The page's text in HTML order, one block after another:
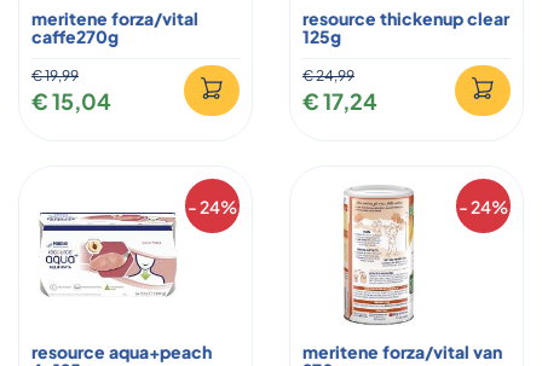
meritene forza/vital
caffe270g
€ 19,99
€ 15,04
resource thickenup clear
125g
€ 24,99
€ 17,24
- 24%
resource aqua+peach
- 24%
meritene forza/vital van